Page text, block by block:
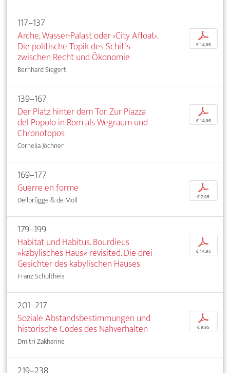
117–137
Arche, Wasser-Palast oder ›City Afloat‹.
Die politische Topik des Schiffs
zwischen Recht und Ökonomie
Bernhard Siegert
p
€ 14,95
139–167
Der Platz hinter dem Tor. Zur Piazza
del Popolo in Rom als Wegraum und
Chronotopos
Cornelia Jöchner
p
€ 14,95
169–177
Guerre en forme
Dellbrügge & de Moll
p
€ 7,95
179–199
Habitat und Habitus. Bourdieus
»kabylisches Haus« revisited. Die drei
Gesichter des kabylischen Hauses
Franz Schultheis
p
€ 14,95
201–217
Soziale Abstandsbestimmungen und
historische Codes des Nahverhalten
Dmitri Zakharine
p
€ 9,95